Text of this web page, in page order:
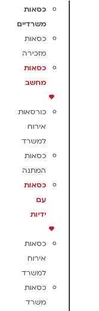
כסאות
משרדיים
כסאות
מזכירה
כסאות
מחשב
כורסאות
אירוח
למשרד
כסאות
המתנה
כסאות
עם
ידיות
כסאות
אירוח
למשרד
כסאות
משרד